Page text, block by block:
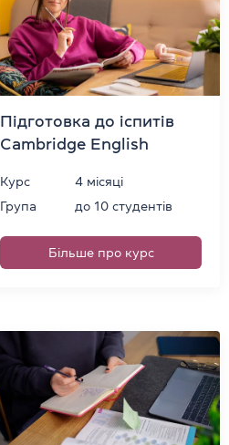
Підготовка до іспитів
Cambridge English
Курс
4 місяці
Група
до 10 студентів
Більше про курс